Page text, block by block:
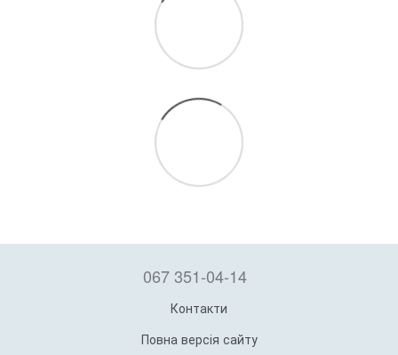
067 351-04-14
Контакти
Повна версія сайту